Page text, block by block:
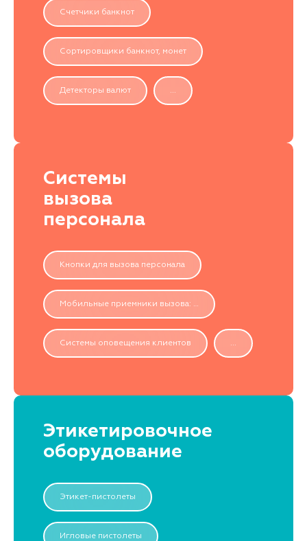
Счетчики банкнот
Сортировщики банкнот, монет
Детекторы валют ...
Системы
вызова
персонала
Кнопки для вызова персонала
Мобильные приемники вызова: …
Системы оповещения клиентов ...
Этикетировочное
оборудование
Этикет-пистолеты
Игловые пистолеты